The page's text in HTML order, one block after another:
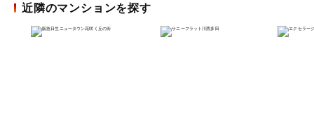
近隣のマンションを探す